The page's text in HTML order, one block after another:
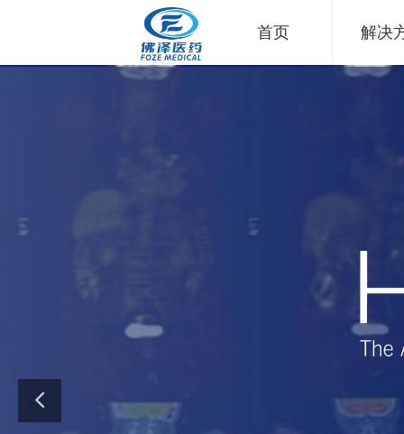
首页 解决